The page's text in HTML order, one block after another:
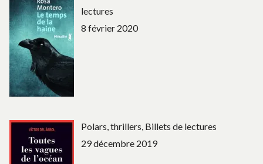
lectures
8 février 2020
Polars, thrillers, Billets de lectures
29 décembre 2019